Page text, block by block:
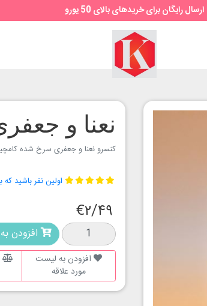
ارسال رایگان برای خریدهای بالای 50 یورو
نعنا و
کنسرو نعنا و جعفری سرخ شده
اولین نفر باشید
€۲/۴۹
افزودن
افزودن به لیست
مورد علاقه